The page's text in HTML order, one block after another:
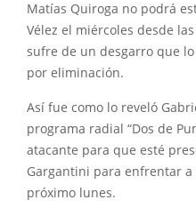
Matías Quiroga no podrá
Vélez el miércoles desde
sufre de un desgarro que
por eliminación.
Así fue como lo reveló
programa radial “Dos de
atacante para que esté
Gargantini para enfrentar a
próximo lunes.